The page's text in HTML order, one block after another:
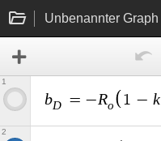
Unbenannter Graph
bD = −Ro 1 − k
1
2